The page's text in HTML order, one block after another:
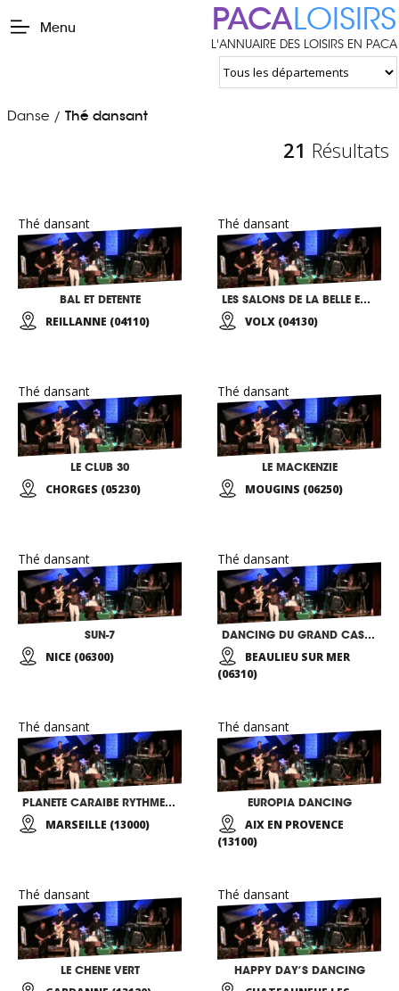
Menu PACALOISIRS
L'ANNUAIRE DES LOISIRS EN PACA
Danse / Thé dansant
21 Résultats
Thé dansant
BAL ET DETENTE
REILLANNE (04110)
Thé dansant
LES SALONS DE LA BELLE EPOQUE
VOLX (04130)
Thé dansant
LE CLUB 30
CHORGES (05230)
Thé dansant
LE MACKENZIE
MOUGINS (06250)
Thé dansant
SUN-7
NICE (06300)
Thé dansant
DANCING DU GRAND CASINO DE BEAULIEU
BEAULIEU SUR MER
(06310)
Thé dansant
PLANETE CARAIBE RYTHMES ET SAVEURS
MARSEILLE (13000)
Thé dansant
EUROPIA DANCING
AIX EN PROVENCE
(13100)
Thé dansant
LE CHENE VERT
Thé dansant
HAPPY DAY’S DANCING